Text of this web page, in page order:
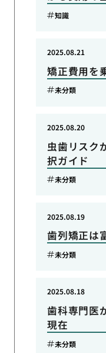
知識
矯正費用を
2025.08.21
未分類
虫歯リスク
択ガイド
2025.08.20
未分類
歯列矯正は
2025.08.19
未分類
歯科専門医
現在
2025.08.18
未分類